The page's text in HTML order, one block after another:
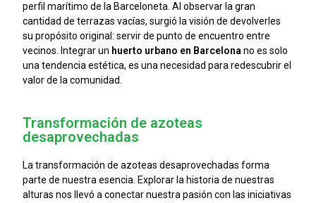
perfil marítimo de la Barceloneta. Al observar la gran
cantidad de terrazas vacías, surgió la visión de devolverles
su propósito original: servir de punto de encuentro entre
vecinos. Integrar un huerto urbano en Barcelona no es solo
una tendencia estética, es una necesidad para redescubrir el
valor de la comunidad.
Transformación de azoteas
desaprovechadas
La transformación de azoteas desaprovechadas forma
parte de nuestra esencia. Explorar la historia de nuestras
alturas nos llevó a conectar nuestra pasión con las iniciativas